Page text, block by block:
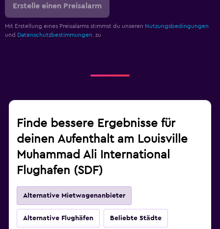
Erstelle einen Preisalarm
Mit Erstellung eines Preisalarms stimmst du unseren Nutzungsbedingungen
und Datenschutzbestimmungen. zu
Finde bessere Ergebnisse für
deinen Aufenthalt am Louisville
Muhammad Ali International
Flughafen (SDF)
Alternative Mietwagenanbieter
Alternative Flughäfen Beliebte Städte